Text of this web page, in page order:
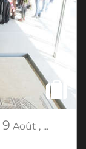
9 Août , ...